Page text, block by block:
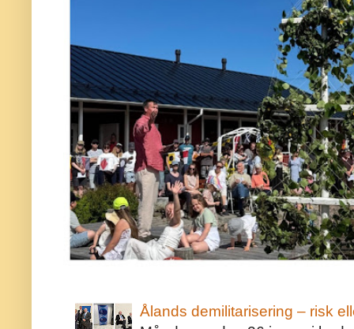
Ålands demilitarisering – risk